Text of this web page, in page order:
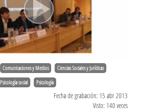
Comunicaciones y Medios Ciencias Sociales y Jurídicas
Psicología social Psicología
Fecha de grabación: 15 abr 2013
Visto: 140 veces